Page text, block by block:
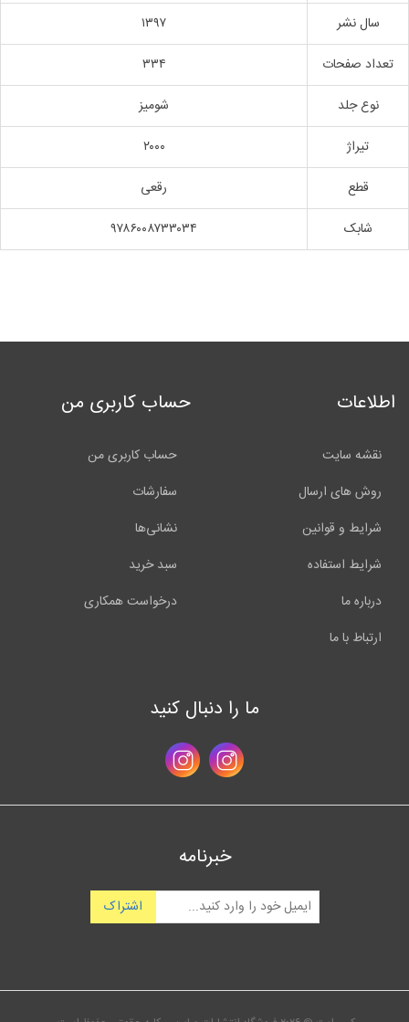
سال نشر
۱۳۹۷
تعداد صفحات
۳۳۴
نوع جلد
شومیز
تیراژ
۲۰۰۰
قطع
رقعی
شابک
۹۷۸۶۰۰۸۷۳۳۰۳۴
اطلاعات
نقشه سایت
روش های ارسال
شرایط و قوانین
شرایط استفاده
درباره ما
ارتباط با ما
حساب کاربری من
حساب کاربری من
سفارشات
نشانی‌ها
سبد خرید
درخواست همکاری
ما را دنبال کنید
خبرنامه
اشتراک